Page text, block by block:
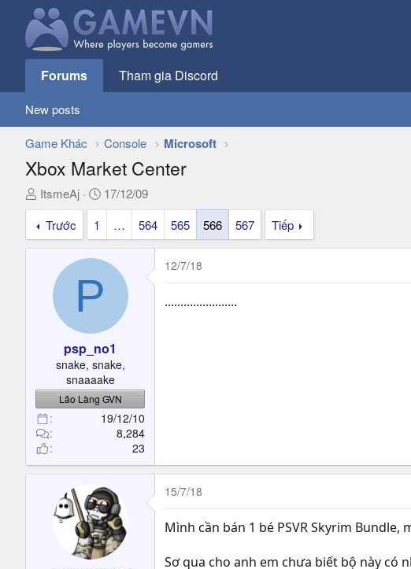
Forums Tham gia Discord
New posts
Game Khác Console Microsoft
Xbox Market Center
T
h
e
r
ItsmeAj
N
g
y
g
17/12/09
Trước
1 … 564 565 566 567 Tiếp
P
psp_no1
snake, snake,
snaaaake
Lão Làng GVN
19/12/10
8,284
23
12/7/18
.......................
15/7/18
Mình cần bán 1 bé PSVR Skyrim
Sơ qua cho anh em chưa biết bộ này có